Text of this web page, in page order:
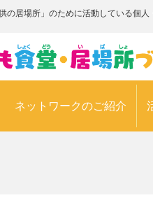
の居場所」のために活動している個人
ネットワークのご紹介